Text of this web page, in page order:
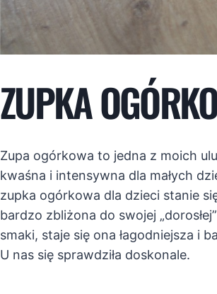
ZUPKA
Zupa ogórkowa to jedna z moich
kwaśna i intensywna dla małych
zupka ogórkowa dla dzieci stanie
bardzo zbliżona do swojej
smaki, staje się ona łagodniejsza i
U nas się sprawdziła doskonale.